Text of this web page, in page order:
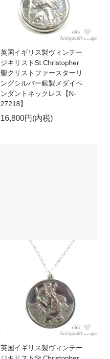
英国イギリス製ヴィンテー
ジキリストSt.Christopher
聖クリストファースターリ
ングシルバー銀製メダイペ
ンダントネックレス【N-
27218】
16,800円(内税)
英国イギリス製ヴィンテー